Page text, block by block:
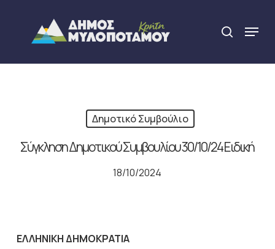
content
search
Menu
Δημοτικό Συμβούλιο
Σύγκληση Δημοτικού Συμβουλίου 30/10/24 Ειδική
18/10/2024
ΕΛΛΗΝΙΚΗ ΔΗΜΟΚΡΑΤΙΑ
Close